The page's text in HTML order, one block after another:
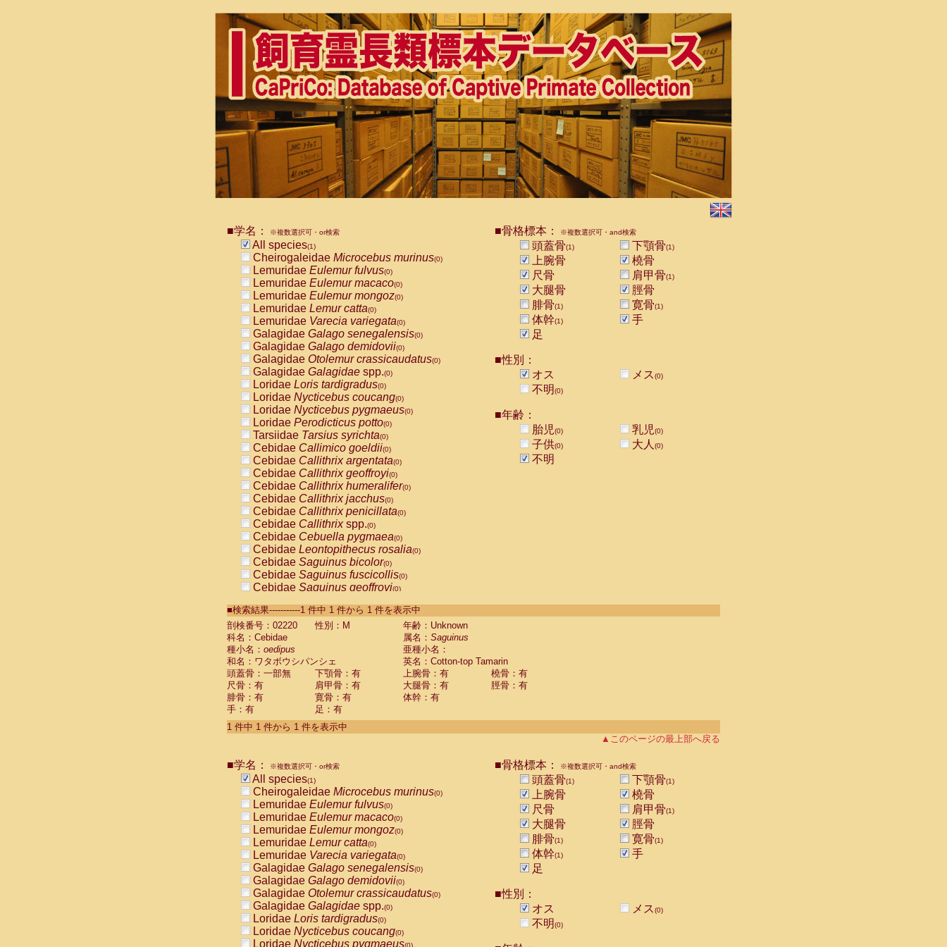
■学名： ※複数選択可・or検索
All species(1)
Cheirogaleidae Microcebus murinus(0)
Lemuridae Eulemur fulvus(0)
Lemuridae Eulemur macaco(0)
Lemuridae Eulemur mongoz(0)
Lemuridae Lemur catta(0)
Lemuridae Varecia variegata(0)
Galagidae Galago senegalensis(0)
Galagidae Galago demidovii(0)
Galagidae Otolemur crassicaudatus(0)
Galagidae Galagidae spp.(0)
Loridae Loris tardigradus(0)
Loridae Nycticebus coucang(0)
Loridae Nycticebus pygmaeus(0)
Loridae Perodicticus potto(0)
Tarsiidae Tarsius syrichta(0)
Cebidae Callimico goeldii(0)
Cebidae Callithrix argentata(0)
Cebidae Callithrix geoffroyi(0)
Cebidae Callithrix humeralifer(0)
Cebidae Callithrix jacchus(0)
Cebidae Callithrix penicillata(0)
Cebidae Callithrixspp.(0)
Cebidae Cebuella pygmaea(0)
Cebidae Leontopithecus rosalia(0)
Cebidae Saguinus bicolor(0)
Cebidae Saguinus fuscicollis(0)
Cebidae Saguinus geoffroyi(0)
CebidaeSaguinus labiatus(0)
Cebidae Saguinus leucopus (0)
Cebidae
Cebidae
CebidaeSaguinus nigricollis (0)
Cebidae Saguinus oedipus
Cebidae Saguinus weddelli
Cebidae Saguinusspp.
Cebidae Aotus trivirgatus
Cebidae Cebus albifrons
CebidaeCebus nigrivittatus
CebidaeCebus
CebidaeSaimiri boliviensis(0)
CebidaeSaimiri sciureus(0)
AtelidaeAlouatta caraya(0)
AtelidaeAlouatta fusca(0)
AtelidaeAlouatta seniculus
AtelidaeAlouattaspp.(0)
AtelidaeAteles belzebuth(0)
AtelidaeAteles geoffroyi(0)
AtelidaeAteles paniscus(0)
AtelidaeAtelesspp.(0)
Atelidae Lagothrix lagothricha
AtelidaeLagothrix lagothricha cana
PitheciidaeCacajao calvus rubicundus
■骨格標本： ※複数選択可・and検索
頭蓋骨(1) 下顎骨(1)
上腕骨
橈骨
尺骨
肩甲骨(1)
大腿骨
脛骨
腓骨(1) 寛骨(1)
体幹(1)
手
足
■性別：
オス
メス(0)
不明(0)
■年齢：
胎児(0) 乳児(0)
子供(0) 大人 (0)
不明
■検索結果-----------1 件中 1 件から 1 件を表示中
剖検番号：02220
性別：M
年齢：Unknown
科名：Cebidae
属名： Saguinus
種小名： oedipus
亜種小名：
和名：ワタボウシパンシェ
英名：Cotton-top Tamarin
頭蓋骨：一部無
下顎骨：有 上腕骨：有
橈骨：有
尺骨：有
肩甲骨：有 大腿骨：有
脛骨：有
腓骨：有
寛骨：有
体幹：有
手：有
足：有
1 件中 1 件から 1 件を表示中
▲このページの最上部へ戻る
■学名： ※複数選択可・or検索
All species(1)
Cheirogaleidae Microcebus murinus(0)
Lemuridae Eulemur fulvus(0)
Lemuridae Eulemur macaco(0)
Lemuridae Eulemur mongoz(0)
Lemuridae Lemur catta(0)
Lemuridae Varecia variegata(0)
Galagidae Galago senegalensis(0)
Galagidae Galago demidovii(0)
Galagidae Otolemur crassicaudatus(0)
Galagidae Galagidae spp.(0)
Loridae Loris tardigradus(0)
Loridae Nycticebus coucang(0)
Loridae Nycticebus pygmaeus(0)
■骨格標本： ※複数選択可・and検索
頭蓋骨(1) 下顎骨(1)
上腕骨
橈骨
尺骨
肩甲骨(1)
大腿骨
脛骨
腓骨(1) 寛骨(1)
体幹(1)
手
足
■性別：
オス
メス(0)
不明(0)